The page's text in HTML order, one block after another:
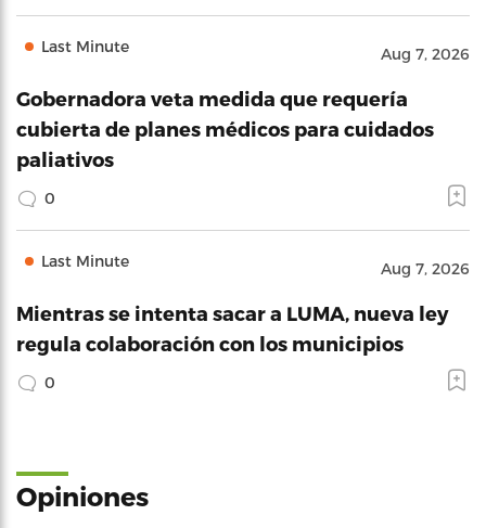
Last Minute Aug 7, 2026
Gobernadora veta medida que requería
cubierta de planes médicos para cuidados
paliativos
0
Last Minute Aug 7, 2026
Mientras se intenta sacar a LUMA, nueva ley
regula colaboración con los municipios
0
Opiniones